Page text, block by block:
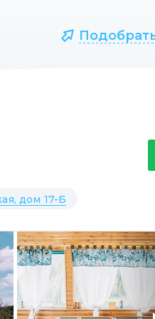
дом 17-Б